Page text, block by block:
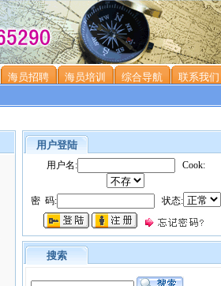
海员招聘 海员培训 综合导航 联系我们
用户登陆
用户名: Cook:
密 码: 状态:
搜索